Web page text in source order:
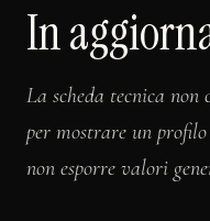
In
La scheda tecnica
per mostrare un
non esporre valori